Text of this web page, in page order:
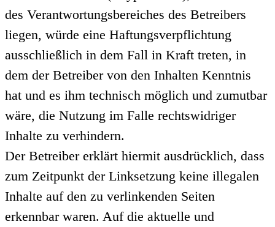
des Verantwortungsbereiches des Betreibers
liegen, würde eine Haftungsverpflichtung
ausschließlich in dem Fall in Kraft treten, in
dem der Betreiber von den Inhalten Kenntnis
hat und es ihm technisch möglich und zumutbar
wäre, die Nutzung im Falle rechtswidriger
Inhalte zu verhindern.
Der Betreiber erklärt hiermit ausdrücklich, dass
zum Zeitpunkt der Linksetzung keine illegalen
Inhalte auf den zu verlinkenden Seiten
erkennbar waren. Auf die aktuelle und